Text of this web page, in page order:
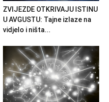
ZVIJEZDE OTKRIVAJU ISTINU
U AVGUSTU: Tajne izlaze na
vidjelo i ništa...